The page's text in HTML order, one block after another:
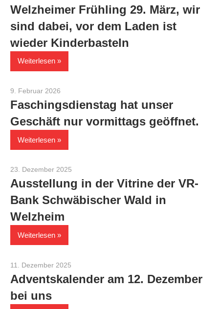
Welzheimer Frühling 29. März, wir
sind dabei, vor dem Laden ist
wieder Kinderbasteln
Weiterlesen
9. Februar 2026
Faschingsdienstag hat unser
Geschäft nur vormittags geöffnet.
Weiterlesen
23. Dezember 2025
Ausstellung in der Vitrine der VR-
Bank Schwäbischer Wald in
Welzheim
Weiterlesen
11. Dezember 2025
Adventskalender am 12. Dezember
bei uns